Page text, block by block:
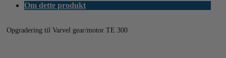
Om dette produkt
Opgradering til Varvel gear/motor TE 300